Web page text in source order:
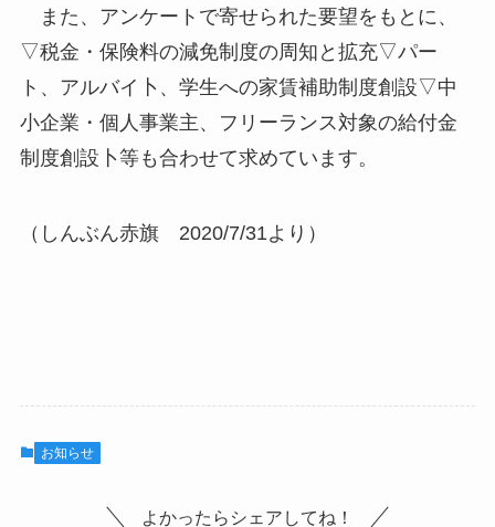
また、アンケートで寄せられた要望をもとに、
▽税金・保険料の減免制度の周知と拡充▽パー
ト、アルバイ卜、学生への家賃補助制度創設▽中
小企業・個人事業主、フリーランス対象の給付金
制度創設卜等も合わせて求めています。
（しんぶん赤旗 2020/7/31より）
お知らせ
よかったらシェアしてね！